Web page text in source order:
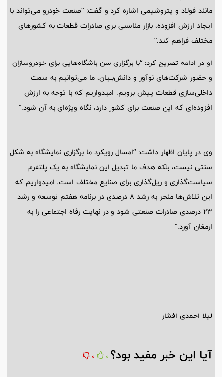
مانند فولاد و پتروشیمی اشاره کرد و گفت: “صنعت خودرو می‌تواند با
ایجاد ارزش افزوده، بازار مناسبی برای صادرات قطعات به کشورهای
مختلف فراهم کند.”
او در ادامه تصریح کرد: “با برگزاری سن باشگاه‌هایی برای خودروسازان
و حضور شرکت‌های نوآور و دانش‌بنیان، ما می‌توانیم به سمت
داخلی‌سازی قطعات پیش برویم. امیدواریم که با توجه به ارزش
افزوده‌ای که این صنعت برای کشور دارد، نگاه ویژه‌ای به آن شود.”
وی در پایان اظهار داشت: “امسال رویکرد ما برگزاری نمایشگاه به شکل
سنتی نیست، بلکه هدف ما تبدیل این نمایشگاه به یک پلتفرم
سیاست‌گذاری و ریل‌گذاری برای صنایع مختلف است. امیدواریم که
این تلاش‌ها منجر به رشد 8 درصدی در برنامه هفتم توسعه و رشد
23 درصدی صادرات صنعتی شود و در نهایت رفاه اجتماعی را به
ارمغان آورد.”
لیلا احمدی افشار
آیا این خبر مفید بود؟ 0
0